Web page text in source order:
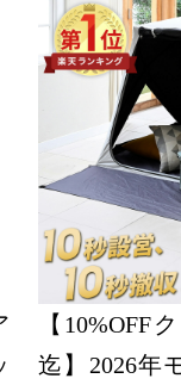
スポーツ
ング：5位
2022/04/29
スポーツ
ング：3位
2022/04/24
スポーツ
ング：12位
【10%OFF
迄】2026年